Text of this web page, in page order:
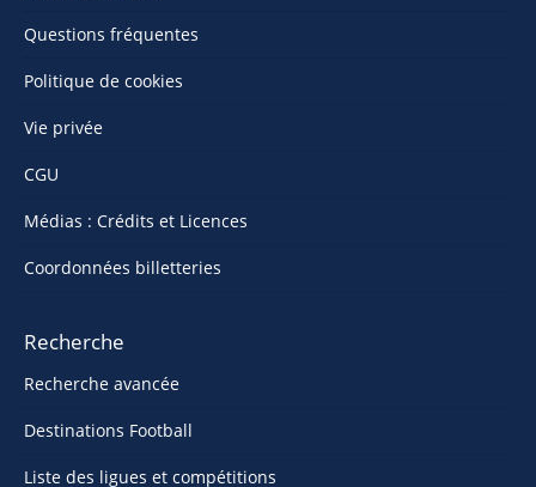
Questions fréquentes
Politique de cookies
Vie privée
CGU
Médias : Crédits et Licences
Coordonnées billetteries
Recherche
Recherche avancée
Destinations Football
Liste des ligues et compétitions